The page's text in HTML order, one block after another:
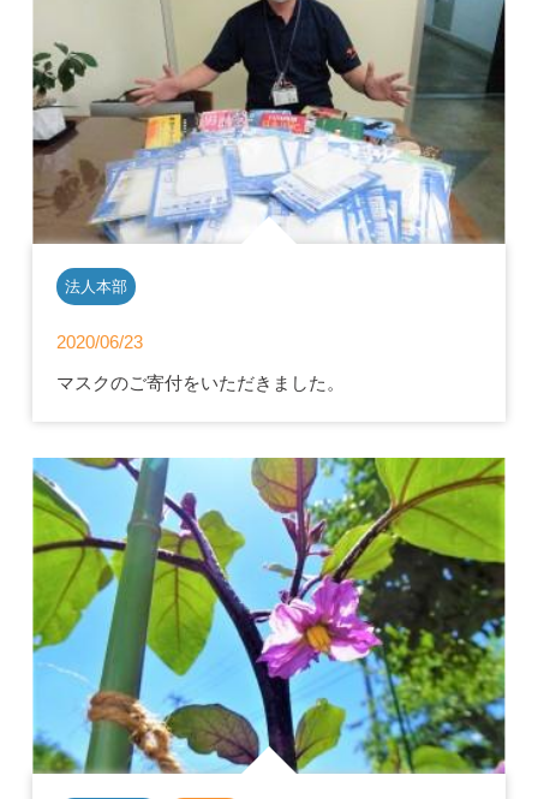
法人本部
2020/06/23
マスクのご寄付をいただきました。